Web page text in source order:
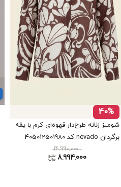
40%
شومیز زنانه طرح‌دار قهوه‌ای کرم با یقه
برگردان nevado کد 405012501980
14.990.000
8.994.000